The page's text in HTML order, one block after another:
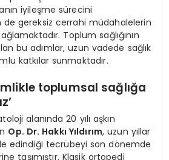
iyileşme sürecini
de gereksiz cerrahi müdahalelerin
Toplum sağlığının
bu adımlar, uzun vadede sağlık
katkılar sunmaktadır.
toplumsal sağlığa
alanında 20 yılı aşkın
Op. Dr. Hakkı Yıldırım, uzun yıllar
edindiği tecrübeyi son dönemde
taşımıştır. Klasik ortopedi